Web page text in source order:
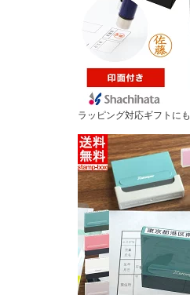
ラッピング対応ギフトにも